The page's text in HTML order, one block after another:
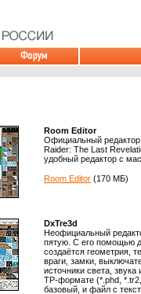
Room Editor
Официальный
Raider: The Last
удобный редактор с
Room Editor (170 МБ)
DxTre3d
Неофициальный
пятую. С его помощью
создаётся геометрия,
враги, замки,
источники света,
ТР-формате (*.phd,
базовый, и файл с